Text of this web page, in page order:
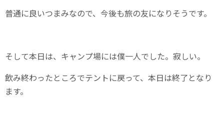
普通に良いつまみなので、今後も旅の友になりそうです。
そして本日は、キャンプ場には僕一人でした。寂しい。
飲み終わったところでテントに戻って、本日は終了となり
ます。